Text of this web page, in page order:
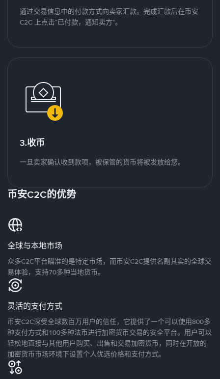
通过交易信息中的付款方式向卖家汇款。完成汇款后在币安
C2C 上点击“已付款，通知卖方”。
3.收币
一旦卖家确认收到款项，被保管的货币将被发放给您。
币安C2C的优势
全球与本地市场
众多C2C平台瞄准的是特定市场，而币安C2C提供名副其实的全球交
易体验，支持70多种当地货币。
灵活的支付方式
币安C2C深受全球数百万用户的信任，它提供了一个可以使用800多
种支付方式和100多种法币进行加密货币交易的安全平台。用户可以
轻松地直接与其他用户购买、出售和交易加密货币，同时在开放的
加密货币市场环境下设置个人优选价格和支付方式。